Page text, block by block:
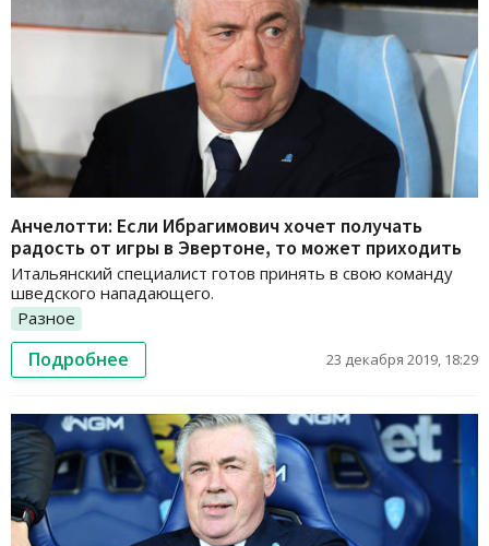
Анчелотти: Если Ибрагимович хочет получать
радость от игры в Эвертоне, то может приходить
Итальянский специалист готов принять в свою команду
шведского нападающего.
Разное
Подробнее 23 декабря 2019, 18:29